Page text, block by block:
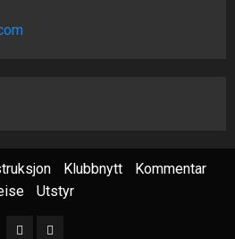
Klubbnytt
Kommentar
Utstyr